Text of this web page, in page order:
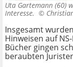
Uta Gartemann (60)
Interesse. ©
Insgesamt
Hinweisen auf
Bücher gingen
beraubten